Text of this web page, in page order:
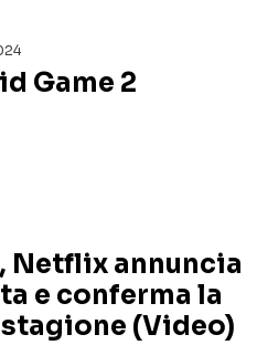
Game 2
Netflix annuncia
e conferma la
(Video)